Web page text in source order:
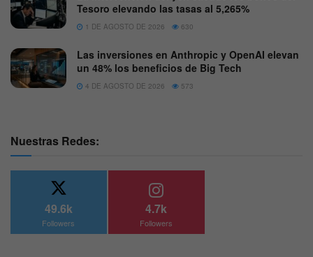
Tesoro elevando las tasas al 5,265%
1 DE AGOSTO DE 2026 630
Las inversiones en Anthropic y OpenAI elevan
un 48% los beneficios de Big Tech
4 DE AGOSTO DE 2026 573
Nuestras Redes:
49.6k
Followers
4.7k
Followers